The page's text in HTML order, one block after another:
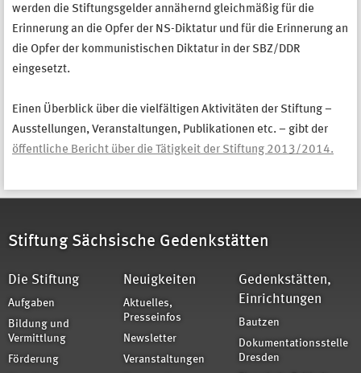
werden die Stiftungsgelder annähernd gleichmäßig für die
Erinnerung an die Opfer der NS-Diktatur und für die Erinnerung an
die Opfer der kommunistischen Diktatur in der SBZ/DDR
eingesetzt.
Einen Überblick über die vielfältigen Aktivitäten der Stiftung –
Ausstellungen, Veranstaltungen, Publikationen etc. – gibt der
öffentliche Bericht über die Tätigkeit der Stiftung 2013/2014.
Stiftung Sächsische Gedenkstätten
Die Stiftung
Aufgaben
Bildung und
Vermittlung
Förderung
Neuigkeiten
Aktuelles,
Presseinfos
Newsletter
Veranstaltungen
Gedenkstätten,
Einrichtungen
Bautzen
Dokumentationsstelle
Dresden